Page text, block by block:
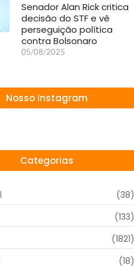
Senador Alan Rick critica
decisão do STF e vê
perseguição política
contra Bolsonaro
05/08/2025
Nosso Instagram
Categorias
(38)
(133)
(1821)
(18)